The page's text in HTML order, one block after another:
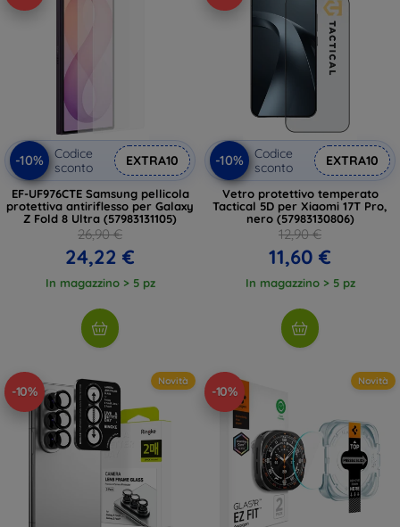
-10%
Codice
sconto
EXTRA10
EF-UF976CTE Samsung pellicola
protettiva antiriflesso per Galaxy
Z Fold 8 Ultra (57983131105)
26,90 €
24,22 €
In magazzino > 5 pz
-10%
Codice
sconto
EXTRA10
Vetro protettivo temperato
Tactical 5D per Xiaomi 17T Pro,
nero (57983130806)
12,90 €
11,60 €
In magazzino > 5 pz
-10%
Novità
-10%
Novità